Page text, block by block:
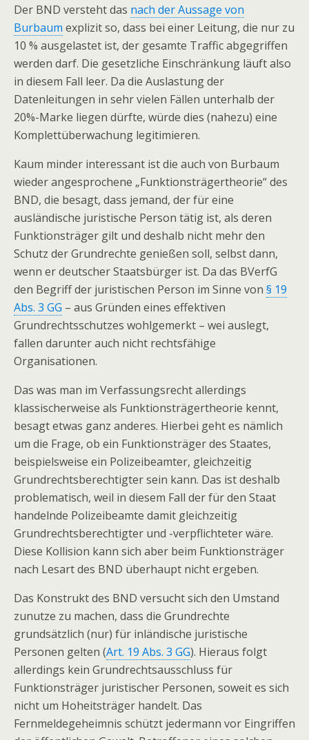
Der BND versteht das nach der Aussage von
Burbaum explizit so, dass bei einer Leitung, die nur zu
10 % ausgelastet ist, der gesamte Traffic abgegriffen
werden darf. Die gesetzliche Einschränkung läuft also
in diesem Fall leer. Da die Auslastung der
Datenleitungen in sehr vielen Fällen unterhalb der
20%-Marke liegen dürfte, würde dies (nahezu) eine
Komplettüberwachung legitimieren.
Kaum minder interessant ist die auch von Burbaum
wieder angesprochene „Funktionsträgertheorie“ des
BND, die besagt, dass jemand, der für eine
ausländische juristische Person tätig ist, als deren
Funktionsträger gilt und deshalb nicht mehr den
Schutz der Grundrechte genießen soll, selbst dann,
wenn er deutscher Staatsbürger ist. Da das BVerfG
den Begriff der juristischen Person im Sinne von § 19
Abs. 3 GG – aus Gründen eines effektiven
Grundrechtsschutzes wohlgemerkt – wei auslegt,
fallen darunter auch nicht rechtsfähige
Organisationen.
Das was man im Verfassungsrecht allerdings
klassischerweise als Funktionsträgertheorie kennt,
besagt etwas ganz anderes. Hierbei geht es nämlich
um die Frage, ob ein Funktionsträger des Staates,
beispielsweise ein Polizeibeamter, gleichzeitig
Grundrechtsberechtigter sein kann. Das ist deshalb
problematisch, weil in diesem Fall der für den Staat
handelnde Polizeibeamte damit gleichzeitig
Grundrechtsberechtigter und -verpflichteter wäre.
Diese Kollision kann sich aber beim Funktionsträger
nach Lesart des BND überhaupt nicht ergeben.
Das Konstrukt des BND versucht sich den Umstand
zunutze zu machen, dass die Grundrechte
grundsätzlich (nur) für inländische juristische
Personen gelten (Art. 19 Abs. 3 GG). Hieraus folgt
allerdings kein Grundrechtsausschluss für
Funktionsträger juristischer Personen, soweit es sich
nicht um Hoheitsträger handelt. Das
Fernmeldegeheimnis schützt jedermann vor Eingriffen